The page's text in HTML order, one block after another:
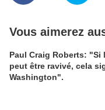
Vous aimerez
Paul Craig Roberts:
peut être ravivé, cela
Washington".